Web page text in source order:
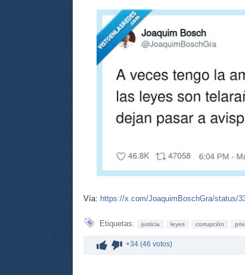
Vía: https://x.com/JoaquimBoschGra/status/
Etiquetas: justicia leyes corrupción
+34 (46 votos)